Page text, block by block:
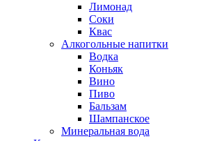
Лимонад
Соки
Квас
Алкогольные напитки
Водка
Коньяк
Вино
Пиво
Бальзам
Шампанское
Минеральная вода